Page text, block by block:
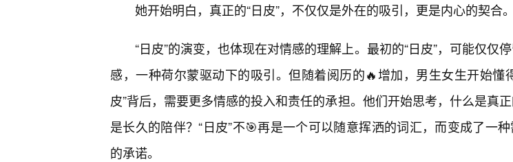
她开始明白，真正的“日皮”，不仅仅是外在的吸引，更是内心的契合。
“日皮”的演变，也体现在对情感的理解上。最初的“日皮”，可能仅仅
感，一种荷尔蒙驱动下的吸引。但随着阅历的🔥增加，男生女生开始懂
皮”背后，需要更多情感的投入和责任的承担。他们开始思考，什么是真
是长久的陪伴？“日皮”不🎯再是一个可以随意挥洒的词汇，而变成了一
的承诺。